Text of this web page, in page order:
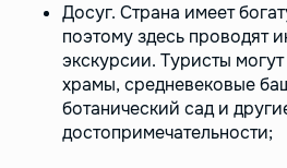
Досуг. Страна имеет
поэтому здесь проводят
экскурсии. Туристы
храмы, средневековые
ботанический сад и
достопримечательности;